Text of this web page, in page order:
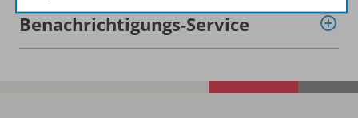
Benachrichtigungs-Service